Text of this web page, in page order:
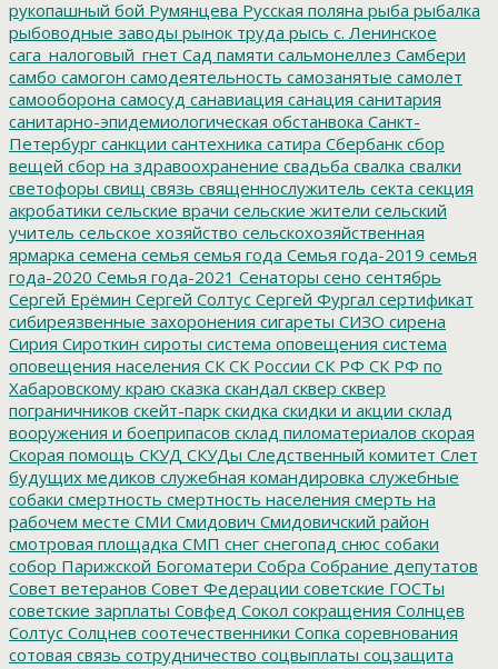
рукопашный бой Румянцева Русская поляна рыба рыбалка
рыбоводные заводы рынок труда рысь с. Ленинское
сага_налоговый_гнет Сад памяти сальмонеллез Самбери
самбо самогон самодеятельность самозанятые самолет
самооборона самосуд санавиация санация санитария
санитарно-эпидемиологическая обстанвока Санкт-
Петербург санкции сантехника сатира Сбербанк сбор
вещей сбор на здравоохранение свадьба свалка свалки
светофоры свищ связь священнослужитель секта секция
акробатики сельские врачи сельские жители сельский
учитель сельское хозяйство сельскохозяйственная
ярмарка семена семья семья года Семья года-2019 семья
года-2020 Семья года-2021 Сенаторы сено сентябрь
Сергей Ерёмин Сергей Солтус Сергей Фургал сертификат
сибиреязвенные захоронения сигареты СИЗО сирена
Сирия Сироткин сироты система оповещения система
оповещения населения СК СК России СК РФ СК РФ по
Хабаровскому краю сказка скандал сквер сквер
пограничников скейт-парк скидка скидки и акции склад
вооружения и боеприпасов склад пиломатериалов скорая
Скорая помощь СКУД СКУДы Следственный комитет Слет
будущих медиков служебная командировка служебные
собаки смертность смертность населения смерть на
рабочем месте СМИ Смидович Смидовичский район
смотровая площадка СМП снег снегопад снюс собаки
собор Парижской Богоматери Собра Собрание депутатов
Совет ветеранов Совет Федерации советские ГОСТы
советские зарплаты Совфед Сокол сокращения Солнцев
Солтус Солцнев соотечественники Сопка соревнования
сотовая связь сотрудничество соцвыплаты соцзащита